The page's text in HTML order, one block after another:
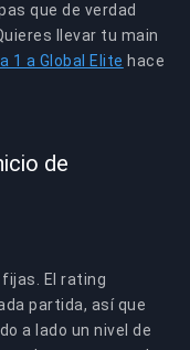
que de verdad
llevar tu main
1 a Global Elite hace
de
El rating
partida, así que
a lado un nivel de